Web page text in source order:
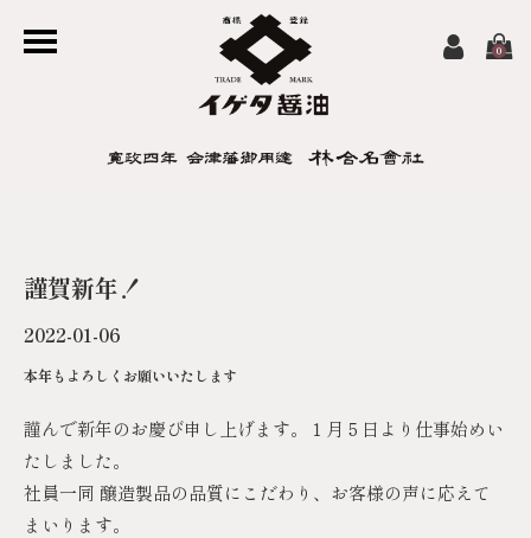
0
謹賀新年！
2022-01-06
本年もよろしくお願いいたします
謹んで新年のお慶び申し上げます。１月５日より仕事始めい
たしました。
社員一同 醸造製品の品質にこだわり、お客様の声に応えて
まいります。